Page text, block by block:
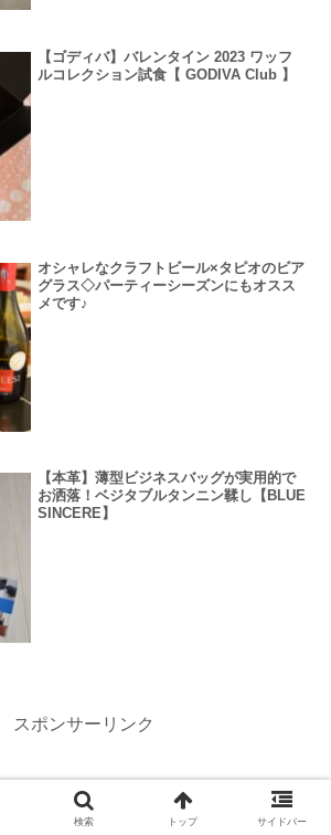
【ゴディバ】バレンタイン 2023 ワッフ
ルコレクション試食【 GODIVA Club 】
オシャレなクラフトビール×タピオのビア
グラス◇パーティーシーズンにもオスス
メです♪
【本革】薄型ビジネスバッグが実用的で
お洒落！ベジタブルタンニン鞣し【BLUE
SINCERE】
スポンサーリンク
検索 トップ サイドバー